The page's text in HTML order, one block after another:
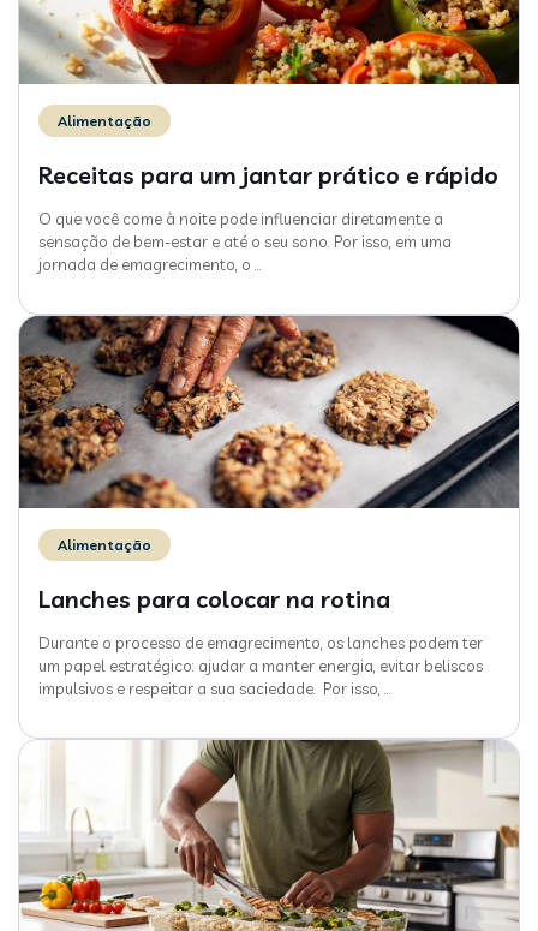
Alimentação
Receitas para um jantar prático e rápido
O que você come à noite pode influenciar diretamente a
sensação de bem-estar e até o seu sono. Por isso, em uma
jornada de emagrecimento, o …
Alimentação
Lanches para colocar na rotina
Durante o processo de emagrecimento, os lanches podem ter
um papel estratégico: ajudar a manter energia, evitar beliscos
impulsivos e respeitar a sua saciedade. Por isso, …